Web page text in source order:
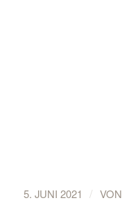
5. JUNI 2021 / VON